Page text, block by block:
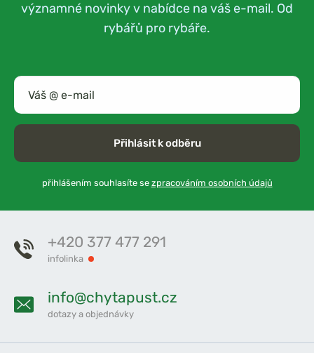
významné novinky v nabídce na váš e-mail. Od
rybářů pro rybáře.
Přihlásit k odběru
přihlášením souhlasíte se zpracováním osobních údajů
+420 377 477 291
infolinka
info@chytapust.cz
dotazy a objednávky